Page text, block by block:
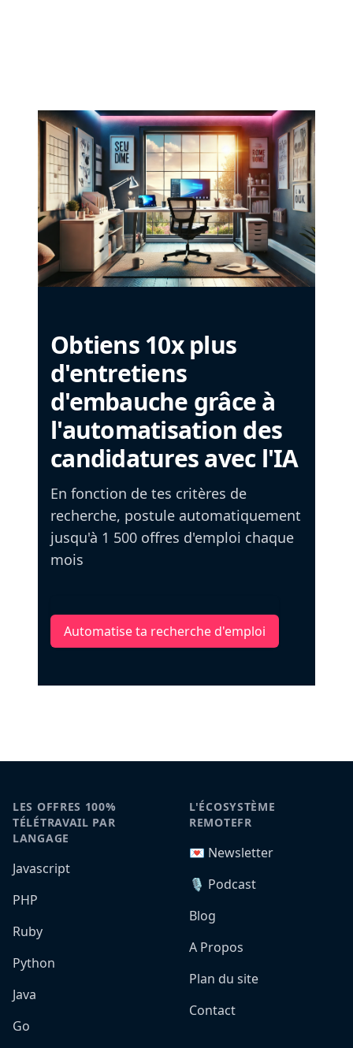
Obtiens 10x plus
d'entretiens
d'embauche grâce à
l'automatisation des
candidatures avec l'IA
En fonction de tes critères de
recherche, postule automatiquement
jusqu'à 1 500 offres d'emploi chaque
mois
Automatise ta recherche d'emploi
LES OFFRES 100%
TÉLÉTRAVAIL PAR
LANGAGE
Javascript
PHP
Ruby
Python
Java
Go
L'ÉCOSYSTÈME
REMOTEFR
💌 Newsletter
🎙️ Podcast
Blog
A Propos
Plan du site
Contact